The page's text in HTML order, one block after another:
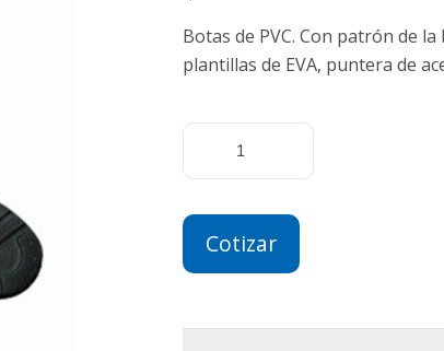
Botas de PVC. Con patrón de
plantillas de EVA, puntera de
Cotizar